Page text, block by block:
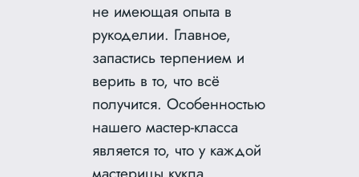
не имеющая опыта в
рукоделии. Главное,
запастись терпением и
верить в то, что всё
получится. Особенностью
нашего мастер-класса
является то, что у каждой